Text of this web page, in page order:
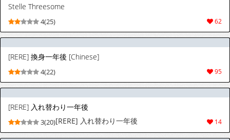
Stelle Threesome
62
4(25)
[RERE] 換身一年後 [Chinese]
95
4(22)
[RERE] 入れ替わり一年後
14
3(20)[RERE] 入れ替わり一年後